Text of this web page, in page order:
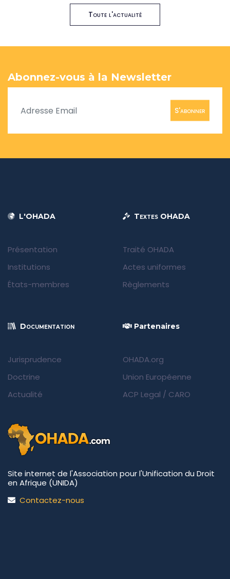
Toute l'actualité
Abonnez-vous à la Newsletter
S'abonner
L'OHADA
Présentation
Institutions
États-membres
Textes OHADA
Traité OHADA
Actes uniformes
Règlements
Documentation
Jurisprudence
Doctrine
Actualité
Partenaires
OHADA.org
Union Européenne
ACP Legal / CARO
Site internet de l'Association pour l'Unification du Droit
en Afrique (UNIDA)
Contactez-nous